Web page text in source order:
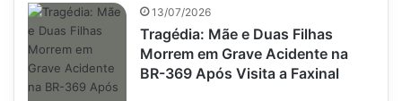
13/07/2026
Tragédia: Mãe e Duas Filhas
Morrem em Grave Acidente na
BR-369 Após Visita a Faxinal